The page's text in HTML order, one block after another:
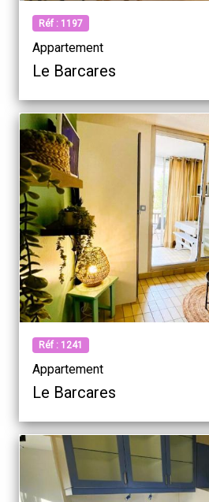
Réf : 1197
Appartement
Le Barcares
Réf : 1241
Appartement
Le Barcares